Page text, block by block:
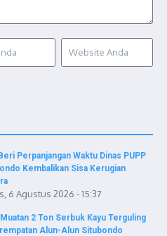
Perpanjangan Waktu Dinas PUPP
Kembalikan Sisa Kerugian
6 Agustus 2026 - 15:37
2 Ton Serbuk Kayu Terguling
Alun-Alun Situbondo